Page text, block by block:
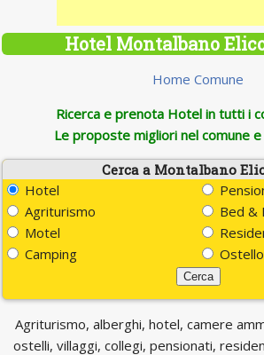
Hotel Montalbano
Home Comune
Ricerca e prenota Hotel in tutti i
Le proposte migliori nel comune
Cerca a Montalbano
Hotel
Agriturismo
Bed &
Motel
Camping
Ostello
Agriturismo, alberghi, hotel, camere
ostelli, villaggi, collegi, pensionati,